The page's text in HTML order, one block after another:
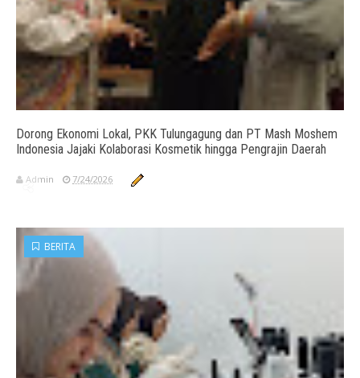
Dorong Ekonomi Lokal, PKK Tulungagung dan PT Mash Moshem
Indonesia Jajaki Kolaborasi Kosmetik hingga Pengrajin Daerah
Admin 7/24/2026
BERITA